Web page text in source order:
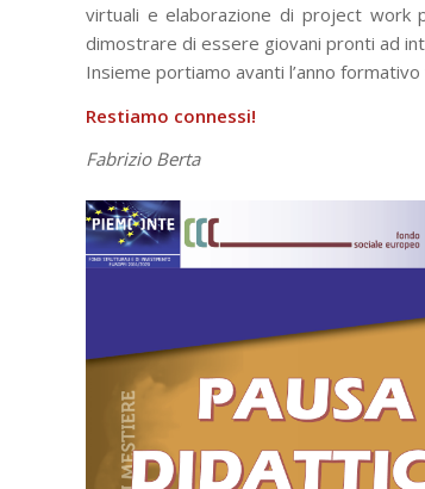
virtuali e elaborazione di project
dimostrare di essere giovani pronti ad
Insieme portiamo avanti l’anno
Restiamo connessi!
Fabrizio Berta